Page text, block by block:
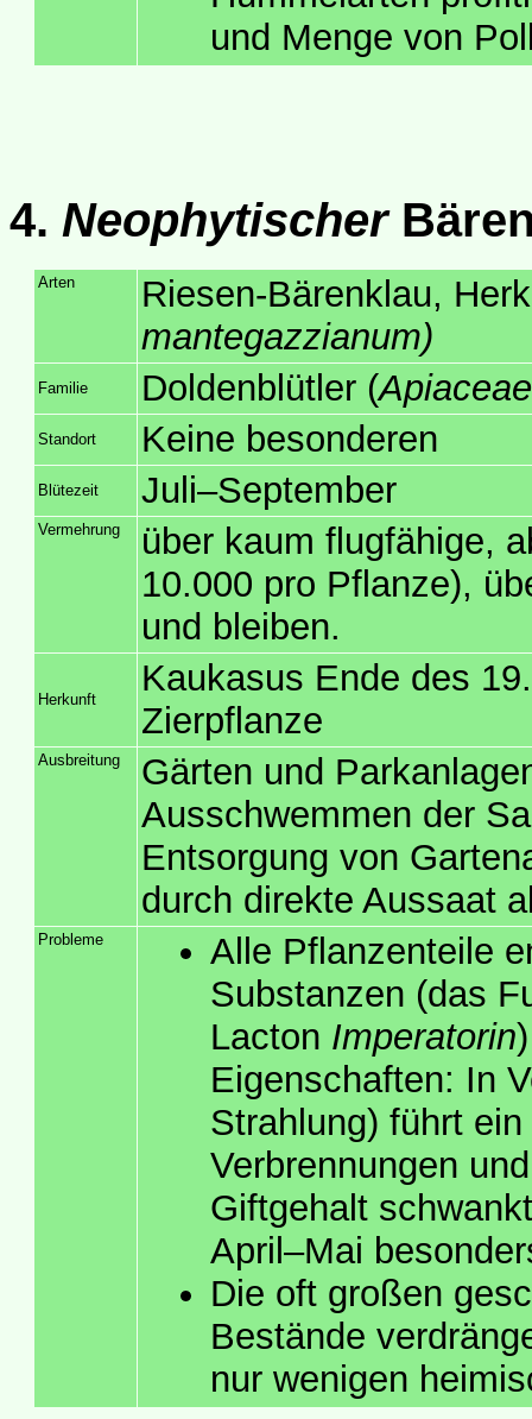
und Menge von
4. Neophytischer
Arten
Riesen-Bärenklau,
mantegazzianum)
Familie Doldenblütler (Apiaceae
Standort Keine besonderen
Blütezeit Juli–September
Vermehrung
über kaum flugfähige,
10.000 pro Pflanze),
und bleiben.
Herkunft
Kaukasus Ende des
Zierpflanze
Ausbreitung
Gärten und
Ausschwemmen der
Entsorgung von
durch direkte Aussaat
Probleme
Alle Pflanzenteile
Substanzen (das
Lacton Imperatorin
Eigenschaften: In
Strahlung) führt
Verbrennungen
Giftgehalt
April–Mai
Die oft großen
Bestände
nur wenigen